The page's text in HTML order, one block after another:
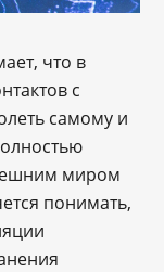
что в
с
самому и
миром
понимать,